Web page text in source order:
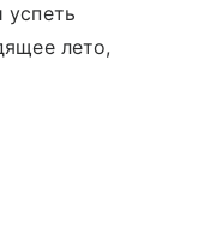
успеть
лето,